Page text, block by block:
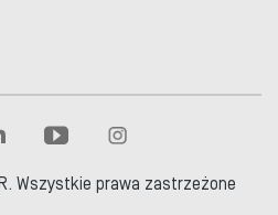
Wszystkie prawa zastrzeżone